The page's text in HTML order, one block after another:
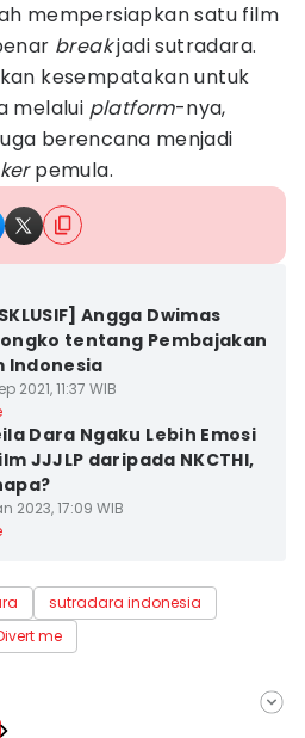
mempersiapkan satu film
breakjadi sutradara.
kesempatakan untuk
melalui platform-nya,
berencana menjadi
pemula.
Angga Dwimas
tentang Pembajakan
Indonesia
2021, 11:37 WIB
Dara Ngaku Lebih Emosi
JJJLP daripada NKCTHI,
2023, 17:09 WIB
sutradara indonesia
me